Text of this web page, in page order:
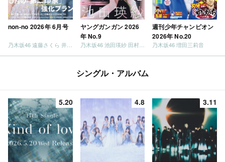
non-no 2026年 6月号
ヤングガンガン 2026
年 No.9
乃木坂46 池田瑛紗 田村真佑
週刊少年チャンピオン
2026年 No.20
乃木坂46 増田三莉音
シングル・アルバム
5.20 4.8 3.11